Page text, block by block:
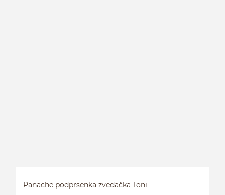
Panache podprsenka zvedačka Toni